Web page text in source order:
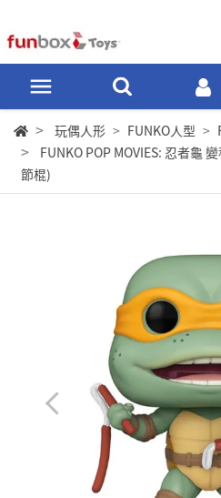
玩偶人形 FUNKO人型
FUNKO POP MOVIES: 忍者龜
節棍)